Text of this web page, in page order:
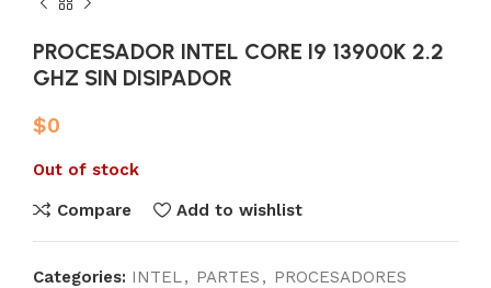
PROCESADOR INTEL CORE I9 13900K 2.2
GHZ SIN DISIPADOR
$0
Out of stock
Compare Add to wishlist
Categories: INTEL, PARTES , PROCESADORES